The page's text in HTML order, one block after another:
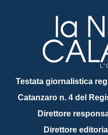
Testata giornalistica
Catanzaro n. 4 del
Direttore
Direttore